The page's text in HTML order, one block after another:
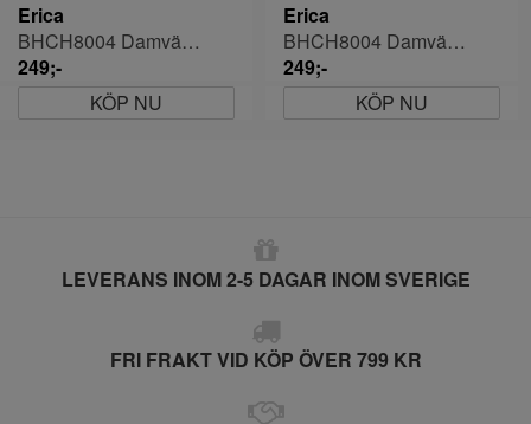
Erica
BHCH8004 Damväska
249;-
KÖP NU
Erica
BHCH8004 Damväska
249;-
KÖP NU
LEVERANS INOM 2-5 DAGAR INOM SVERIGE
FRI FRAKT VID KÖP ÖVER 799 KR